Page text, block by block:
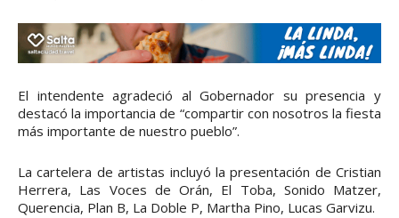
El intendente agradeció al Gobernador su presencia y
destacó la importancia de “compartir con nosotros la fiesta
más importante de nuestro pueblo”.
La cartelera de artistas incluyó la presentación de Cristian
Herrera, Las Voces de Orán, El Toba, Sonido Matzer,
Querencia, Plan B, La Doble P, Martha Pino, Lucas Garvizu.